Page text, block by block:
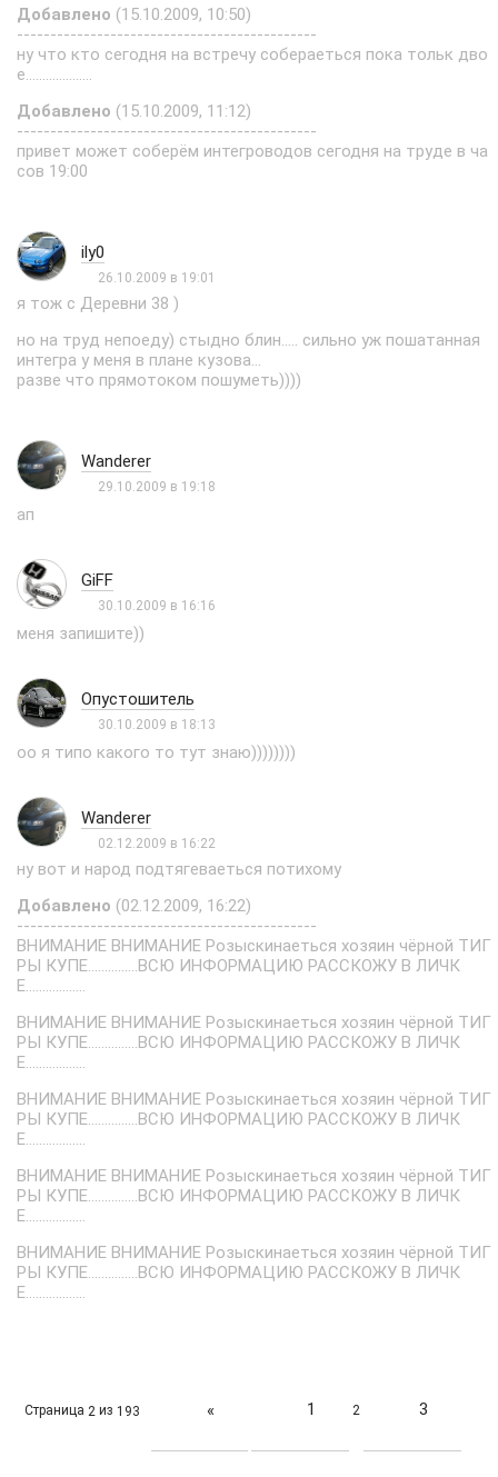
Добавлено (15.10.2009, 10:50)
---------------------------------------------
ну что кто сегодня на встречу собераеться пока тольк дво
е....................
Добавлено (15.10.2009, 11:12)
---------------------------------------------
привет может соберём интегроводов сегодня на труде в ча
сов 19:00
ily0
26.10.2009 в 19:01
я тож с Деревни 38 )
но на труд непоеду) стыдно блин..... сильно уж пошатанная
интегра у меня в плане кузова...
разве что прямотоком пошуметь))))
Wanderer
29.10.2009 в 19:18
ап
GiFF
30.10.2009 в 16:16
меня запишите))
Опустошитель
30.10.2009 в 18:13
оо я типо какого то тут знаю))))))))
Wanderer
02.12.2009 в 16:22
ну вот и народ подтягеваеться потихому
Добавлено (02.12.2009, 16:22)
---------------------------------------------
ВНИМАНИЕ ВНИМАНИЕ Розыскинаеться хозяин чёрной ТИГ
РЫ КУПЕ...............ВСЮ ИНФОРМАЦИЮ РАССКОЖУ В ЛИЧК
Е..................
ВНИМАНИЕ ВНИМАНИЕ Розыскинаеться хозяин чёрной ТИГ
РЫ КУПЕ...............ВСЮ ИНФОРМАЦИЮ РАССКОЖУ В ЛИЧК
Е..................
ВНИМАНИЕ ВНИМАНИЕ Розыскинаеться хозяин чёрной ТИГ
РЫ КУПЕ...............ВСЮ ИНФОРМАЦИЮ РАССКОЖУ В ЛИЧК
Е..................
ВНИМАНИЕ ВНИМАНИЕ Розыскинаеться хозяин чёрной ТИГ
РЫ КУПЕ...............ВСЮ ИНФОРМАЦИЮ РАССКОЖУ В ЛИЧК
Е..................
ВНИМАНИЕ ВНИМАНИЕ Розыскинаеться хозяин чёрной ТИГ
РЫ КУПЕ...............ВСЮ ИНФОРМАЦИЮ РАССКОЖУ В ЛИЧК
Е..................
Страница 2 из 193 « 1 2 3